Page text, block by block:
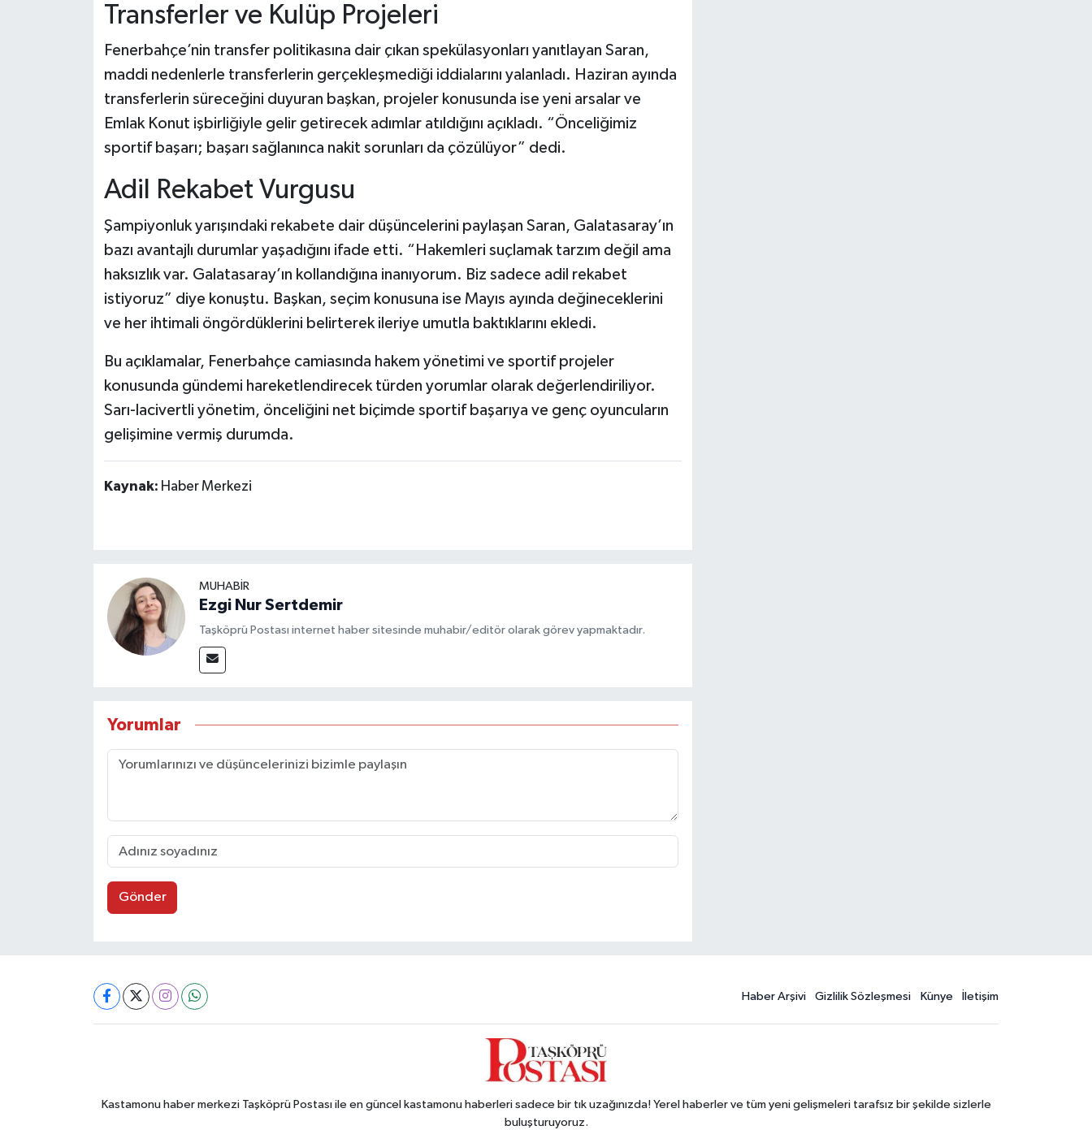
Transferler ve Kulüp Projeleri
Fenerbahçe’nin transfer politikasına dair çıkan spekülasyonları yanıtlayan Saran,
maddi nedenlerle transferlerin gerçekleşmediği iddialarını yalanladı. Haziran ayında
transferlerin süreceğini duyuran başkan, projeler konusunda ise yeni arsalar ve
Emlak Konut işbirliğiyle gelir getirecek adımlar atıldığını açıkladı. “Önceliğimiz
sportif başarı; başarı sağlanınca nakit sorunları da çözülüyor” dedi.
Adil Rekabet Vurgusu
Şampiyonluk yarışındaki rekabete dair düşüncelerini paylaşan Saran, Galatasaray’ın
bazı avantajlı durumlar yaşadığını ifade etti. “Hakemleri suçlamak tarzım değil ama
haksızlık var. Galatasaray’ın kollandığına inanıyorum. Biz sadece adil rekabet
istiyoruz” diye konuştu. Başkan, seçim konusuna ise Mayıs ayında değineceklerini
ve her ihtimali öngördüklerini belirterek ileriye umutla baktıklarını ekledi.
Bu açıklamalar, Fenerbahçe camiasında hakem yönetimi ve sportif projeler
konusunda gündemi hareketlendirecek türden yorumlar olarak değerlendiriliyor.
Sarı-lacivertli yönetim, önceliğini net biçimde sportif başarıya ve genç oyuncuların
gelişimine vermiş durumda.
Kaynak: Haber Merkezi
MUHABİR
Ezgi Nur Sertdemir
Taşköprü Postası internet haber sitesinde muhabir/editör olarak görev yapmaktadır.
Yorumlar
Gönder
Haber Arşivi Gizlilik Sözleşmesi Künye İletişim
Kastamonu haber merkezi Taşköprü Postası ile en güncel kastamonu haberleri sadece bir tık uzağınızda! Yerel haberler ve tüm yeni gelişmeleri tarafsız bir şekilde sizlerle
buluşturuyoruz.